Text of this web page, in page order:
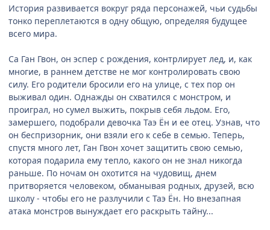
История развивается вокруг ряда персонажей, чьи судьбы
тонко переплетаются в одну общую, определяя будущее
всего мира.
Са Ган Гвон, он эспер с рождения, контрлирует лед, и, как
многие, в раннем детстве не мог контролировать свою
силу. Его родители бросили его на улице, с тех пор он
выживал один. Однажды он схватился с монстром, и
проиграл, но сумел выжить, покрыв себя льдом. Его,
замершего, подобрали девочка Таэ Ён и ее отец. Узнав, что
он беспризорник, они взяли его к себе в семью. Теперь,
спустя много лет, Ган Гвон хочет защитить свою семью,
которая подарила ему тепло, какого он не знал никогда
раньше. По ночам он охотится на чудовищ, днем
притворяется человеком, обманывая родных, друзей, всю
школу - чтобы его не разлучили с Таэ Ён. Но внезапная
атака монстров вынуждает его раскрыть тайну...